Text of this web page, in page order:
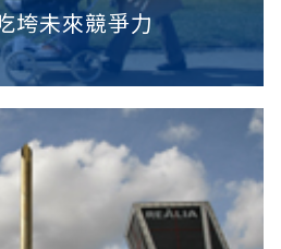
垮未來競爭力